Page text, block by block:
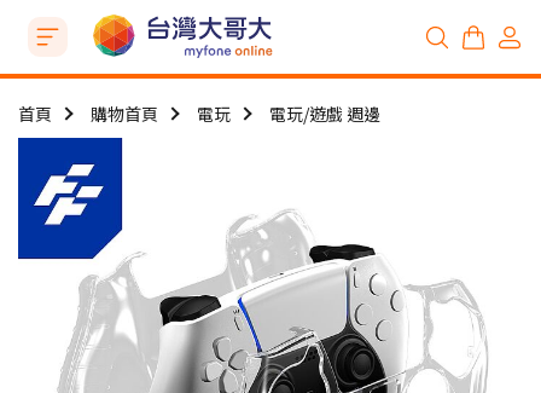
首頁 購物首頁 電玩 電玩/遊戲 週邊